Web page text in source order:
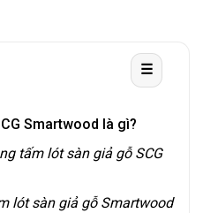
☰
Smartwood là gì?
tấm lót sàn giả gỗ SCG
lót sàn giả gỗ Smartwood